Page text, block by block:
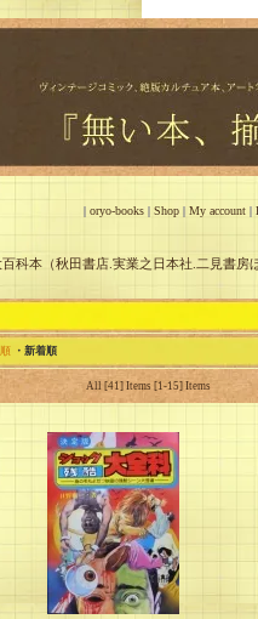
| oryo-books | Shop | My account |
科本（秋田書店.実業之日本社.二見書房
・新着順
All [41] Items [1-15] Items